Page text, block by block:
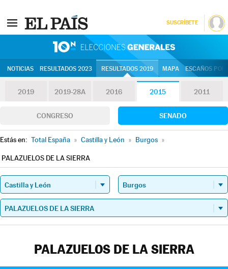
SUSCRÍBETE
NOTICIAS RESULTADOS 2023 RESULTADOS 2019 MAPA ESCAÑOS
2019 2019-28A 2016 2015 2011
CONGRESO SENADO
Estás en: Total España » Castilla y León » Burgos »
PALAZUELOS DE LA SIERRA
PALAZUELOS DE LA SIERRA